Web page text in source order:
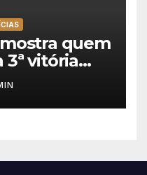
quem
3ª vitória
a